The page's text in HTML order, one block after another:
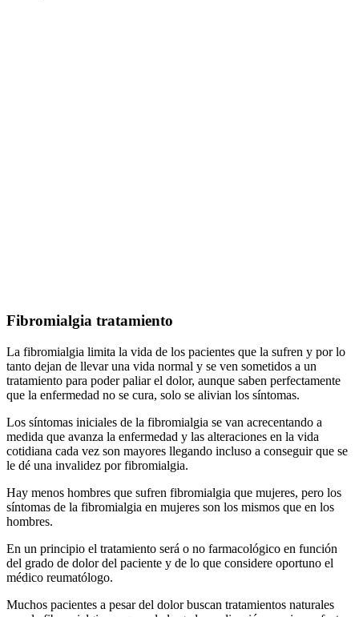
Fibromialgia tratamiento
La fibromialgia limita la vida de los pacientes que la sufren y por lo
tanto dejan de llevar una vida normal y se ven sometidos a un
tratamiento para poder paliar el dolor, aunque saben perfectamente
que la enfermedad no se cura, solo se alivian los síntomas.
Los síntomas iniciales de la fibromialgia se van acrecentando a
medida que avanza la enfermedad y las alteraciones en la vida
cotidiana cada vez son mayores llegando incluso a conseguir que se
le dé una invalidez por fibromialgia.
Hay menos hombres que sufren fibromialgia que mujeres, pero los
síntomas de la fibromialgia en mujeres son los mismos que en los
hombres.
En un principio el tratamiento será o no farmacológico en función
del grado de dolor del paciente y de lo que considere oportuno el
médico reumatólogo.
Muchos pacientes a pesar del dolor buscan tratamientos naturales